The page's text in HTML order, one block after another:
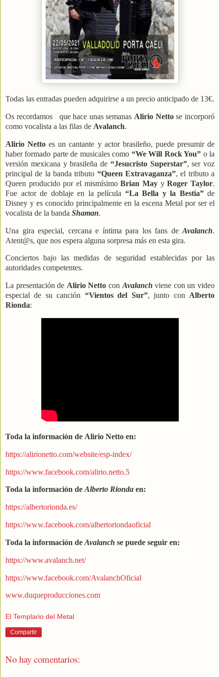
Todas las entradas pueden adquirirse a un precio anticipado de 13€.
Os recordamos que hace unas semanas Alirio Nettose incorporó
como vocalista a las filas de Avalanch.
Alirio Netto es un cantante y actor brasileño, puede presumir de
haber formado parte de musicales como “We Will Rock You” o la
versión mexicana y brasileña de “Jesucristo Superstar”, ser voz
principal de la banda tributo “Queen Extravaganza”, el tributo a
Queen producido por el mismísimoBrian May yRoger Taylor.
Fue actor de doblaje en la película “La Bella y la Bestia”de
Disney y es conocido principalmente en la escena Metal por ser el
vocalista de la banda Shaman.
Una gira especial, cercana e íntima para los fans de Avalanch.
Atent@s, que nos espera alguna sorpresa más en esta gira.
Conciertos bajo las medidas de seguridad establecidas por las
autoridades competentes.
La presentación de Alirio Netto con Avalanch viene con un video
especial de su canción “Vientos del Sur”, junto con Alberto
Rionda:
Toda la información de Alirio Netto en:
https://alirionetto.com/website/esp-index/
https://www.facebook.com/alirio.netto.5
Toda la información de Alberto Rionda en:
https://albertorionda.es/
https://www.facebook.com/albertoriondaoficial
Toda la información de Avalanch se puede seguir en:
https://www.avalanch.net/
https://www.facebook.com/AvalanchOficial
www.duqueproducciones.com
El Templario del Metal
Compartir
No hay comentarios: